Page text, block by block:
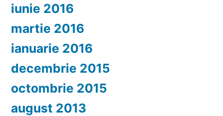
iunie 2016
martie 2016
ianuarie 2016
decembrie 2015
octombrie 2015
august 2013